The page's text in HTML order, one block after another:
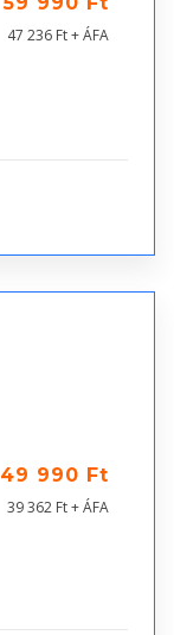
47 236 Ft + ÁFA
49 990 Ft
39 362 Ft + ÁFA